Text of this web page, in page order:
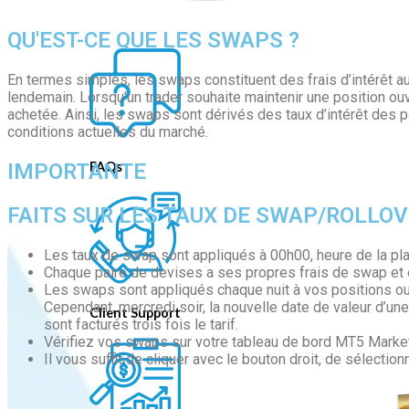
FAQs
Client Support
QU'EST-CE QUE LES SWAPS ?
En termes simples, les swaps constituent des frais d’intérêt
lendemain. Lorsqu’un trader souhaite maintenir une position
achetée. Ainsi, les swaps sont dérivés des taux d’intérêt
conditions actuelles du marché.
IMPORTANTE
FAITS SUR LES TAUX DE SWAP/
Les taux de swap sont appliqués à 00h00, heure de la
Chaque paire de devises a ses propres frais de swap
Les swaps sont appliqués chaque nuit à vos positions
Cependant, mercredi soir, la nouvelle date de valeur
sont facturés trois fois le tarif.
Vérifiez vos swaps sur votre tableau de bord MT5
Il vous suffit de cliquer avec le bouton droit, de